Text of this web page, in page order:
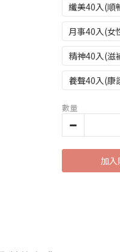
纖美40入(順
月事40入(女
精神40入(滋
養聲40入(康
數量
加入